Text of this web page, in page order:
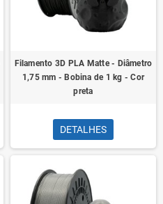
Filamento 3D PLA Matte - Diâmetro
1,75 mm - Bobina de 1 kg - Cor
preta
DETALHES